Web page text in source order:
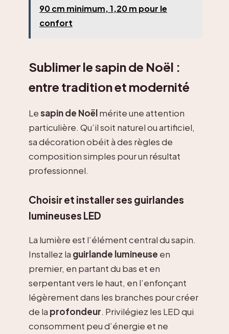
90 cm minimum, 1,20 m pour le
confort
Sublimer le sapin de Noël :
entre tradition et modernité
Lesapin de Noëlmérite une attention
particulière. Qu’il soit naturel ou artificiel,
sa décoration obéit à des règles de
composition simples pour un résultat
professionnel.
Choisir et installer ses guirlandes
lumineuses LED
La lumière est l’élément central du sapin.
Installez la guirlande lumineuse en
premier, en partant du bas et en
serpentant vers le haut, en l’enfonçant
légèrement dans les branches pour créer
de la profondeur. Privilégiez les LED qui
consomment peu d’énergie et ne